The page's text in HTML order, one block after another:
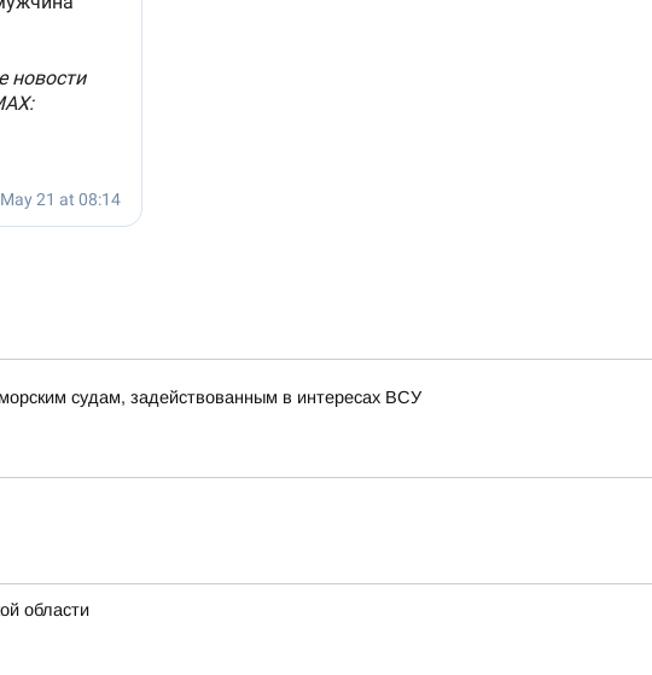
судам, задействованным в интересах ВСУ
области